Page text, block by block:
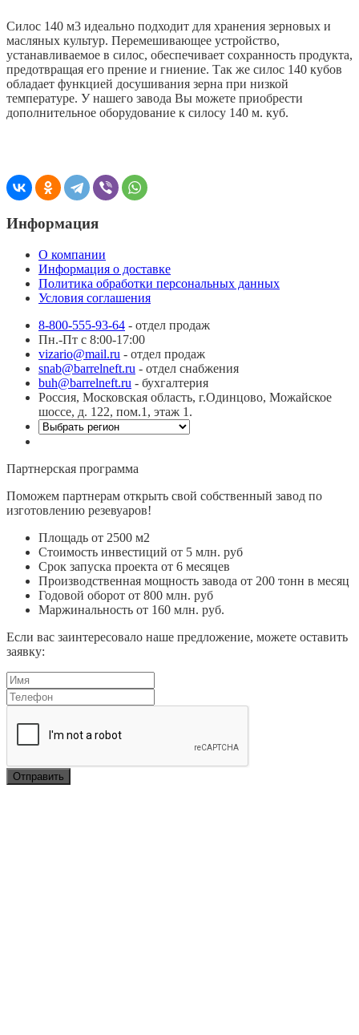
Силос 140 м3 идеально подходит для хранения зерновых и
масляных культур. Перемешивающее устройство,
устанавливаемое в силос, обеспечивает сохранность продукта,
предотвращая его прение и гниение. Так же силос 140 кубов
обладает функцией досушивания зерна при низкой
температуре. У нашего завода Вы можете приобрести
дополнительное оборудование к силосу 140 м. куб.
Информация
О компании
Информация о доставке
Политика обработки персональных данных
Условия соглашения
8-800-555-93-64 - отдел продаж
Пн.-Пт с 8:00-17:00
vizario@mail.ru - отдел продаж
snab@barrelneft.ru - отдел снабжения
buh@barrelneft.ru - бухгалтерия
Россия, Московская область, г.Одинцово, Можайское
шоссе, д. 122, пом.1, этаж 1.
Партнерская программа
Поможем партнерам открыть свой собственный завод по
изготовлению резевуаров!
Площадь от 2500 м2
Стоимость инвестиций от 5 млн. руб
Срок запуска проекта от 6 месяцев
Производственная мощность завода от 200 тонн в месяц
Годовой оборот от 800 млн. руб
Маржинальность от 160 млн. руб.
Если вас заинтересовало наше предложение, можете оставить
заявку: